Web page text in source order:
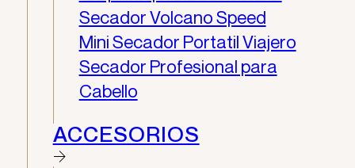
Secador Volcano Speed
Mini Secador Portatil Viajero
Secador Profesional para
Cabello
ACCESORIOS